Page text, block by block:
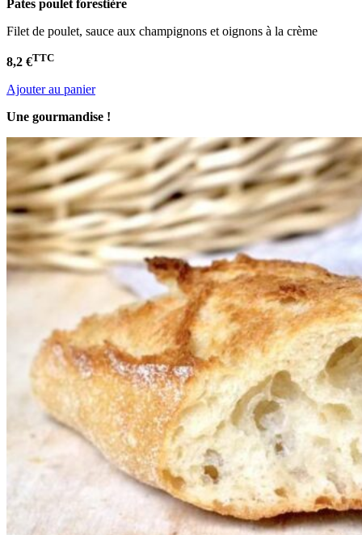
Pates poulet forestière
Filet de poulet, sauce aux champignons et oignons à la crème
8,2 €TTC
Ajouter au panier
Une gourmandise !